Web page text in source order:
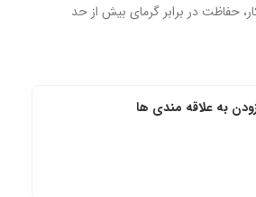
حفاظت در برابر گرمای بیش از حد
به علاقه مندی ها